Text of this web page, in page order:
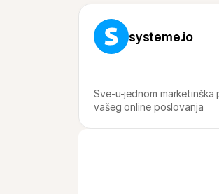
systeme.io
Sve-u-jednom
vašeg online poslovanja